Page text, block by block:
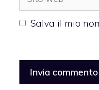
web
Salva il mio